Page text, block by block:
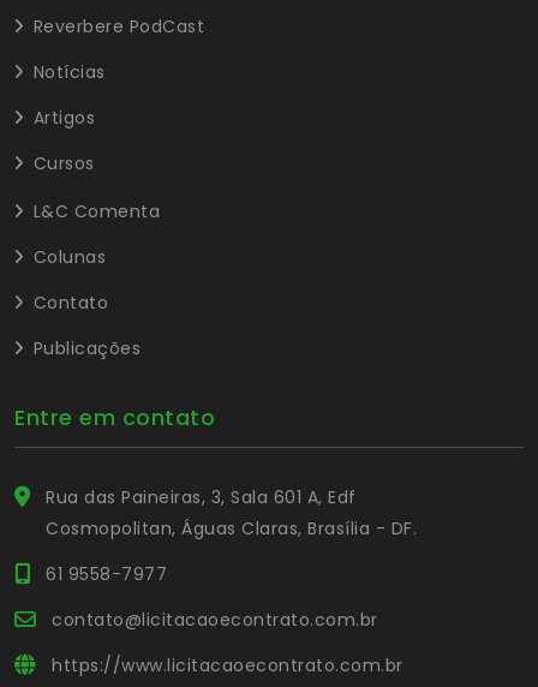
Reverbere PodCast
Notícias
Artigos
Cursos
L&C Comenta
Colunas
Contato
Publicações
Entre em contato
Rua das Paineiras, 3, Sala 601 A, Edf
Cosmopolitan, Águas Claras, Brasília - DF.
61 9558-7977
contato@licitacaoecontrato.com.br
https://www.licitacaoecontrato.com.br